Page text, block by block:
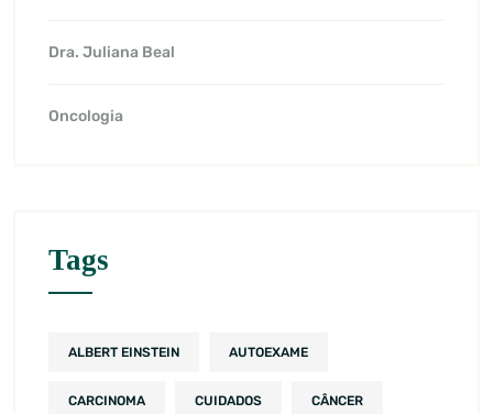
Dra. Juliana Beal
Oncologia
Tags
ALBERT EINSTEIN AUTOEXAME
CARCINOMA CUIDADOS CÂNCER